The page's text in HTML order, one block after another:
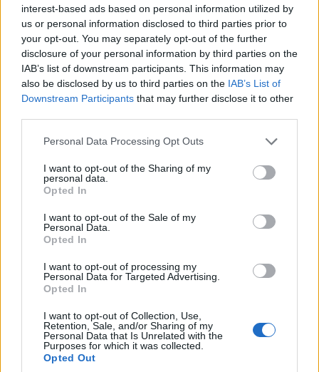
interest-based ads based on personal information utilized by
us or personal information disclosed to third parties prior to
your opt-out. You may separately opt-out of the further
disclosure of your personal information by third parties on the
IAB’s list of downstream participants. This information may
also be disclosed by us to third parties on the IAB’s List of
Downstream Participants that may further disclose it to other
Please note that this website/app uses one or more Google
not limited to your visit or usage behaviour. You may click to
grant or deny consent to Google and its third-party tags to
use your data for below specified purposes in below Google
consent section.
Personal Data Processing Opt Outs
I want to opt-out of the Sharing of my
personal data.
Opted In
I want to opt-out of the Sale of my
Personal Data.
Opted In
I want to opt-out of processing my
Personal Data for Targeted Advertising.
Opted In
I want to opt-out of Collection, Use,
Retention, Sale, and/or Sharing of my
Personal Data that Is Unrelated with the
Purposes for which it was collected.
Opted Out
Πολιτικές αναταράξεις στο Ιράν και διπλωματικός
6/08/2026 - 11:07πμ
ΚΟΣΜΟΣ
Στενά του Ορμούζ: Ιράν και Ομάν συμφώνησαν